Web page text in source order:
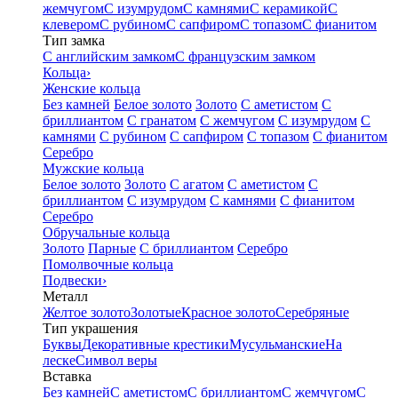
жемчугомС изумрудомС камнямиС керамикойС
клеверомС рубиномС сапфиромС топазомС фианитом
Тип замка
С английским замкомС французским замком
Кольца›
Женские кольца
Без камней Белое золото Золото С аметистом С
бриллиантом С гранатом С жемчугом С изумрудом С
камнями С рубином С сапфиром С топазом С фианитом
Серебро
Мужские кольца
Белое золото Золото С агатом С аметистом С
бриллиантом С изумрудом С камнями С фианитом
Серебро
Обручальные кольца
Золото Парные С бриллиантом Серебро
Помолвочные кольца
Подвески›
Металл
Желтое золотоЗолотыеКрасное золотоСеребряные
Тип украшения
БуквыДекоративные крестикиМусульманскиеНа
лескеСимвол веры
Вставка
Без камнейС аметистомС бриллиантомС жемчугомС